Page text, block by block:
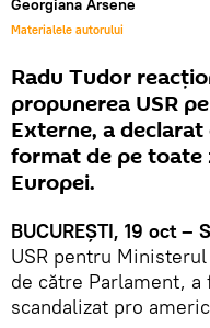
Georgiana Arsene
Materialele autorului
Radu Tudor
propunerea USR
Externe, a
format de pe toate
Europei.
BUCUREȘTI, 19 oct –
USR pentru
de către Parlament,
scandalizat pro